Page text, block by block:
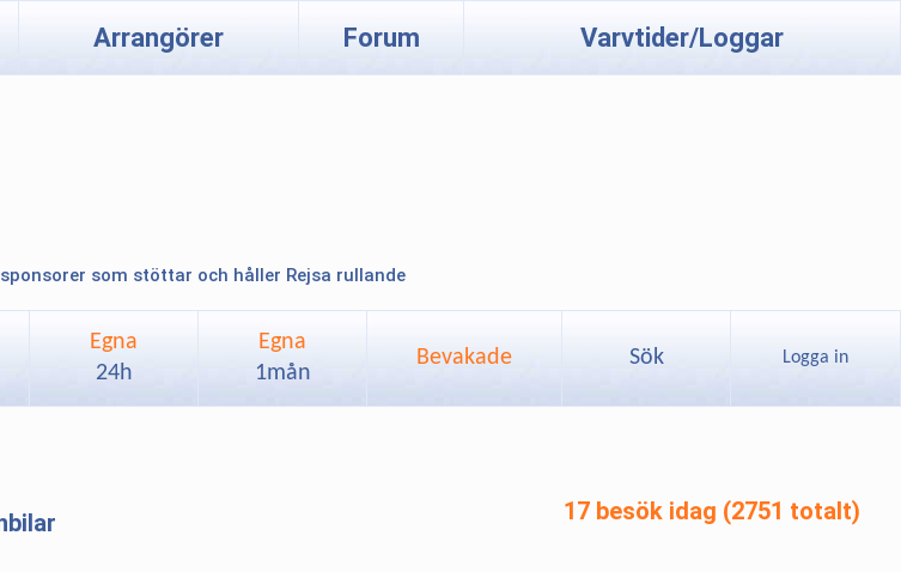
Arrangörer Forum Varvtider/Loggar
som stöttar och håller Rejsa rullande
Egna
24h
Egna
1mån
Bevakade Sök Logga in
17 besök idag (2751 totalt)